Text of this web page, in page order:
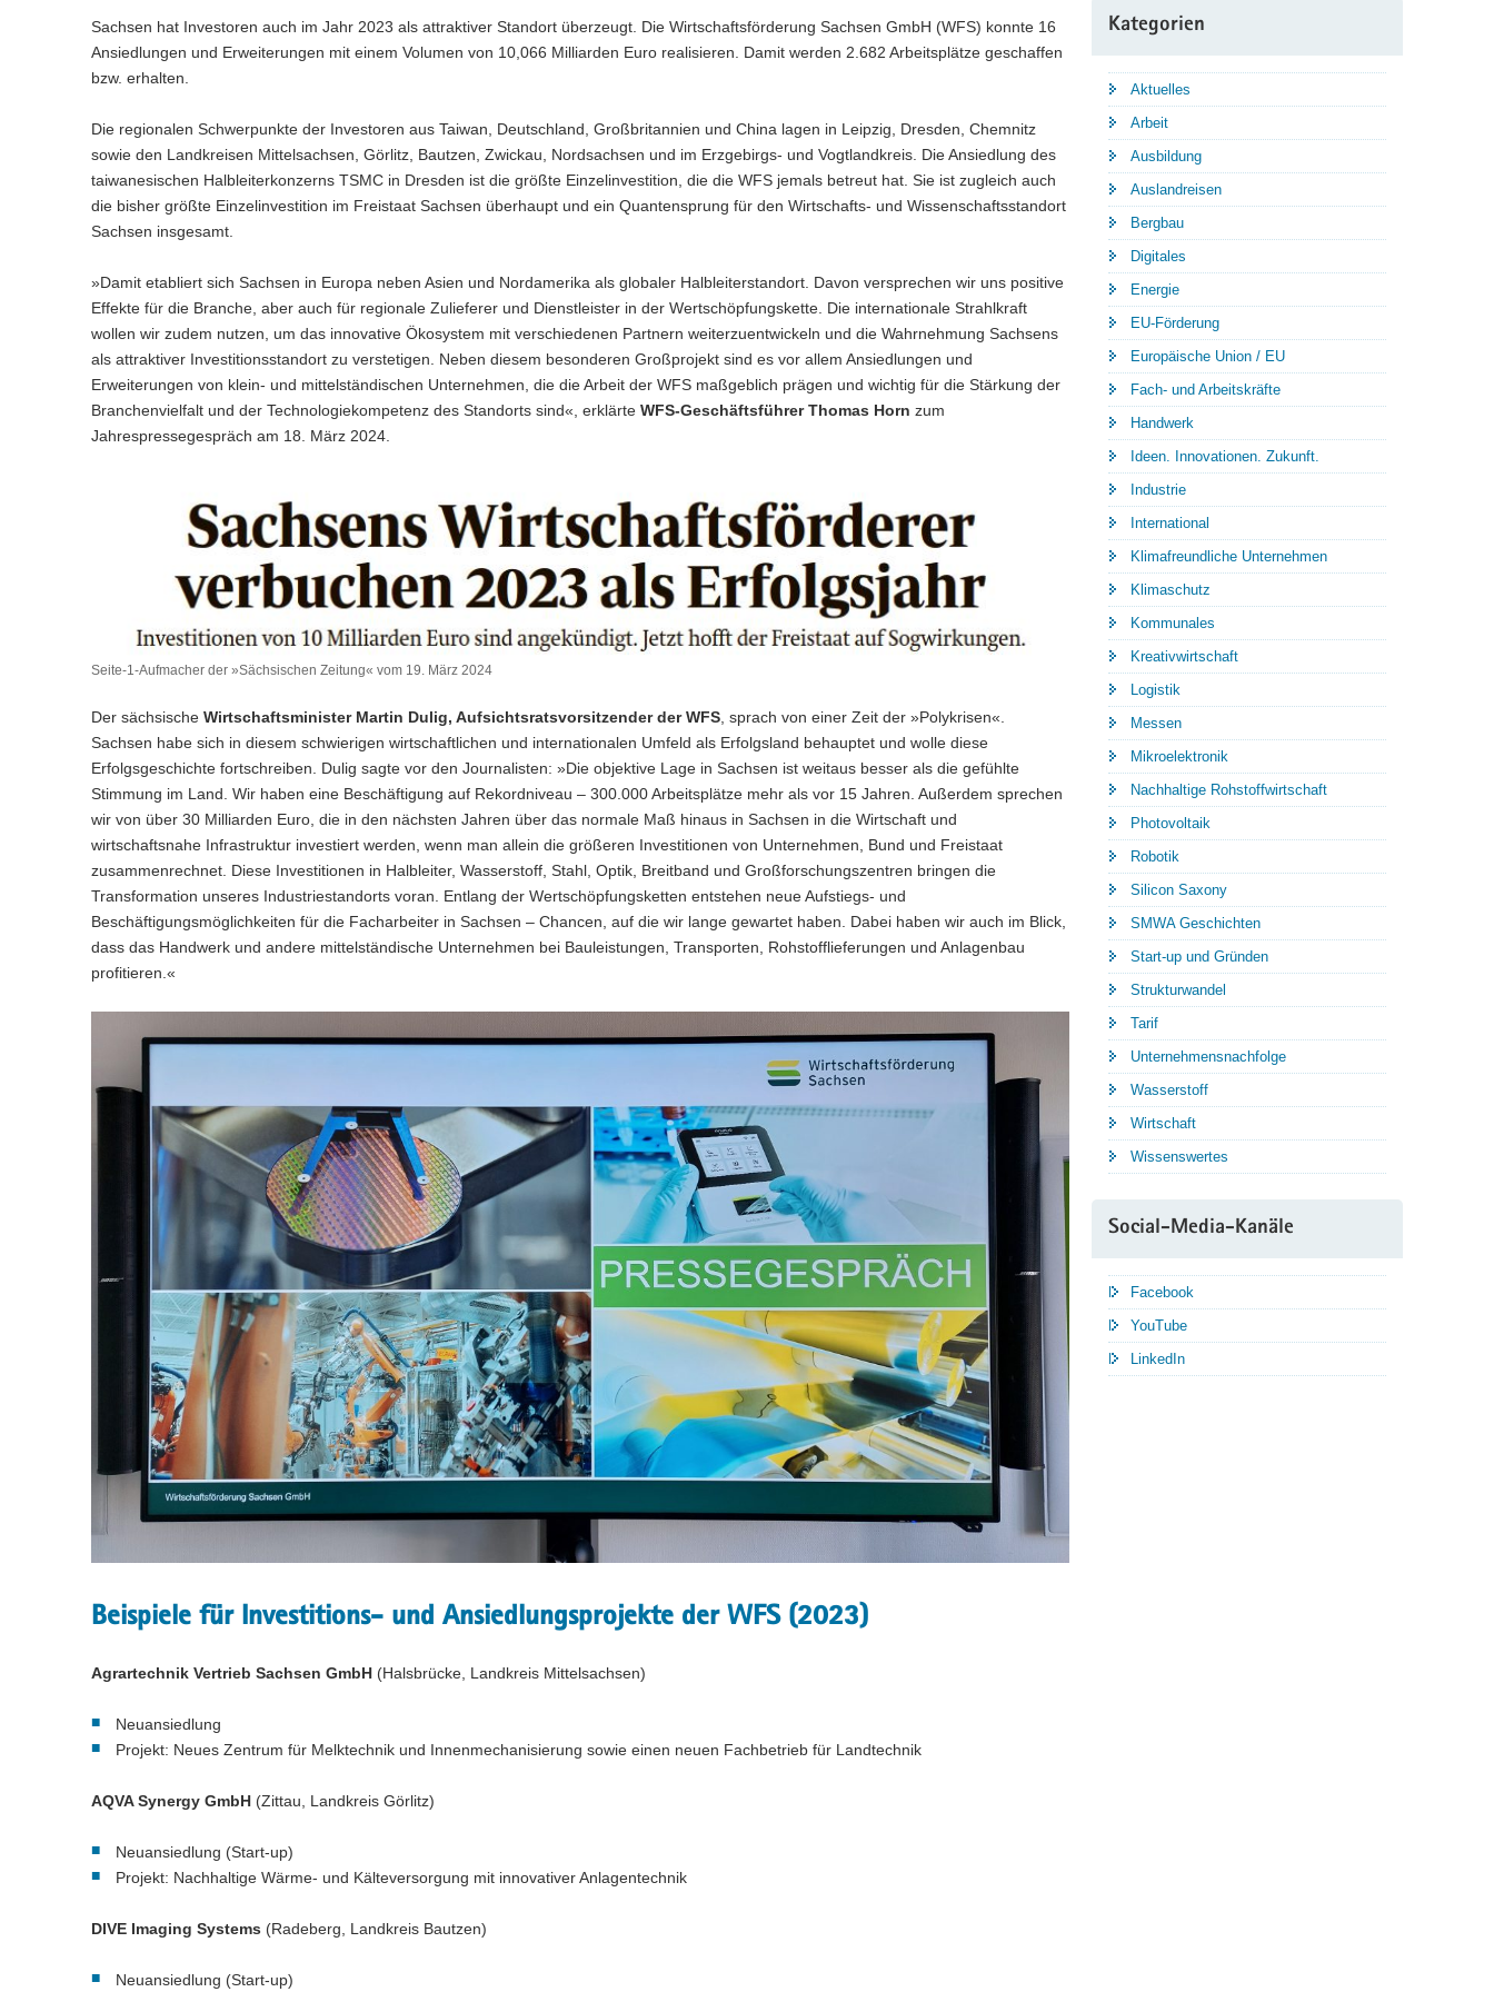
Sachsen hat Investoren auch im Jahr 2023 als attraktiver Standort überzeugt. Die Wirtschaftsförderung Sachsen GmbH (WFS) konnte 16
Ansiedlungen und Erweiterungen mit einem Volumen von 10,066 Milliarden Euro realisieren. Damit werden 2.682 Arbeitsplätze geschaffen
bzw. erhalten.
Die regionalen Schwerpunkte der Investoren aus Taiwan, Deutschland, Großbritannien und China lagen in Leipzig, Dresden, Chemnitz
sowie den Landkreisen Mittelsachsen, Görlitz, Bautzen, Zwickau, Nordsachsen und im Erzgebirgs- und Vogtlandkreis. Die Ansiedlung des
taiwanesischen Halbleiterkonzerns TSMC in Dresden ist die größte Einzelinvestition, die die WFS jemals betreut hat. Sie ist zugleich auch
die bisher größte Einzelinvestition im Freistaat Sachsen überhaupt und ein Quantensprung für den Wirtschafts- und Wissenschaftsstandort
Sachsen insgesamt.
»Damit etabliert sich Sachsen in Europa neben Asien und Nordamerika als globaler Halbleiterstandort. Davon versprechen wir uns positive
Effekte für die Branche, aber auch für regionale Zulieferer und Dienstleister in der Wertschöpfungskette. Die internationale Strahlkraft
wollen wir zudem nutzen, um das innovative Ökosystem mit verschiedenen Partnern weiterzuentwickeln und die Wahrnehmung Sachsens
als attraktiver Investitionsstandort zu verstetigen. Neben diesem besonderen Großprojekt sind es vor allem Ansiedlungen und
Erweiterungen von klein- und mittelständischen Unternehmen, die die Arbeit der WFS maßgeblich prägen und wichtig für die Stärkung der
Branchenvielfalt und der Technologiekompetenz des Standorts sind«, erklärte WFS-Geschäftsführer Thomas Horn zum
Jahrespressegespräch am 18. März 2024.
Seite-1-Aufmacher der »Sächsischen Zeitung« vom 19. März 2024
Der sächsische Wirtschaftsminister Martin Dulig, Aufsichtsratsvorsitzender der WFS, sprach von einer Zeit der »Polykrisen«.
Sachsen habe sich in diesem schwierigen wirtschaftlichen und internationalen Umfeld als Erfolgsland behauptet und wolle diese
Erfolgsgeschichte fortschreiben. Dulig sagte vor den Journalisten: »Die objektive Lage in Sachsen ist weitaus besser als die gefühlte
Stimmung im Land. Wir haben eine Beschäftigung auf Rekordniveau – 300.000 Arbeitsplätze mehr als vor 15 Jahren. Außerdem sprechen
wir von über 30 Milliarden Euro, die in den nächsten Jahren über das normale Maß hinaus in Sachsen in die Wirtschaft und
wirtschaftsnahe Infrastruktur investiert werden, wenn man allein die größeren Investitionen von Unternehmen, Bund und Freistaat
zusammenrechnet. Diese Investitionen in Halbleiter, Wasserstoff, Stahl, Optik, Breitband und Großforschungszentren bringen die
Transformation unseres Industriestandorts voran. Entlang der Wertschöpfungsketten entstehen neue Aufstiegs- und
Beschäftigungsmöglichkeiten für die Facharbeiter in Sachsen – Chancen, auf die wir lange gewartet haben. Dabei haben wir auch im Blick,
dass das Handwerk und andere mittelständische Unternehmen bei Bauleistungen, Transporten, Rohstofflieferungen und Anlagenbau
profitieren.«
Beispiele für Investitions- und Ansiedlungsprojekte der WFS (2023)
Agrartechnik Vertrieb Sachsen GmbH (Halsbrücke, Landkreis Mittelsachsen)
Neuansiedlung
Projekt: Neues Zentrum für Melktechnik und Innenmechanisierung sowie einen neuen Fachbetrieb für Landtechnik
AQVA Synergy GmbH (Zittau, Landkreis Görlitz)
Neuansiedlung (Start-up)
Projekt: Nachhaltige Wärme- und Kälteversorgung mit innovativer Anlagentechnik
DIVE Imaging Systems (Radeberg, Landkreis Bautzen)
Neuansiedlung (Start-up)
Kategorien
Aktuelles
Arbeit
Ausbildung
Auslandreisen
Bergbau
Digitales
Energie
EU-Förderung
Europäische Union / EU
Fach- und Arbeitskräfte
Handwerk
Ideen. Innovationen. Zukunft.
Industrie
International
Klimafreundliche Unternehmen
Klimaschutz
Kommunales
Kreativwirtschaft
Logistik
Messen
Mikroelektronik
Nachhaltige Rohstoffwirtschaft
Photovoltaik
Robotik
Silicon Saxony
SMWA Geschichten
Start-up und Gründen
Strukturwandel
Tarif
Unternehmensnachfolge
Wasserstoff
Wirtschaft
Wissenswertes
Social-Media-Kanäle
Facebook
YouTube
LinkedIn